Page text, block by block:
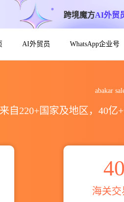
跨境魔方AI外贸
AI外贸员 WhatsApp企业号
abakar
自220+国家及地区，40
40
海关